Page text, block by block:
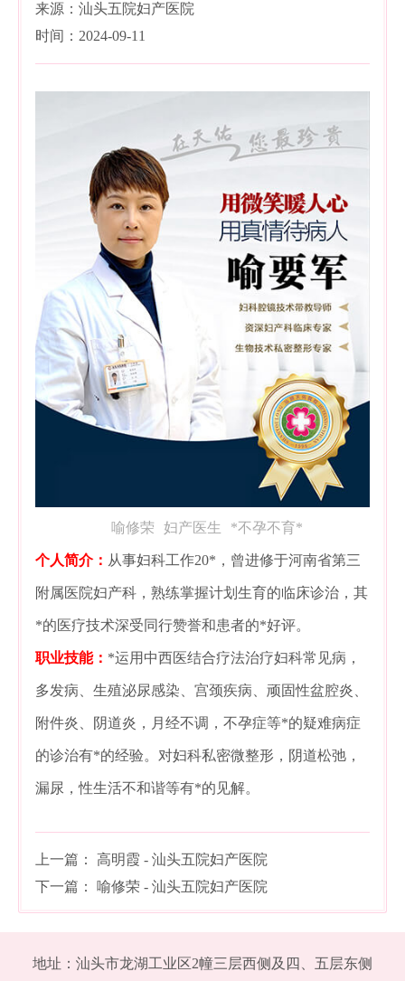
来源：汕头五院妇产医院
时间：2024-09-11
喻修荣 妇产医生 *不孕不育*
个人简介： 从事妇科工作20*，曾进修于河南省第三
附属医院妇产科，熟练掌握计划生育的临床诊治，其
*的医疗技术深受同行赞誉和患者的*好评。
职业技能： *运用中西医结合疗法治疗妇科常见病，
多发病、生殖泌尿感染、宫颈疾病、顽固性盆腔炎、
附件炎、阴道炎，月经不调，不孕症等*的疑难病症
的诊治有*的经验。对妇科私密微整形，阴道松弛，
漏尿，性生活不和谐等有*的见解。
上一篇： 高明霞 - 汕头五院妇产医院
下一篇： 喻修荣 - 汕头五院妇产医院
地址：汕头市龙湖工业区2幢三层西侧及四、五层东侧